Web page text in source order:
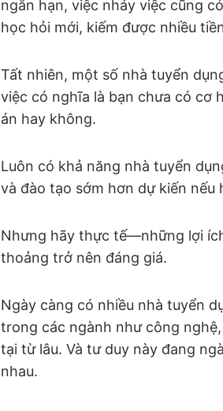
ngắn hạn, việc nhảy việc cũng
học hỏi mới, kiếm được nhiều
Tất nhiên, một số nhà tuyển
việc có nghĩa là bạn chưa có cơ
án hay không.
Luôn có khả năng nhà tuyển
và đào tạo sớm hơn dự kiến
Nhưng hãy thực tế—những lợi
thoảng trở nên đáng giá.
Ngày càng có nhiều nhà tuyển
trong các ngành như công
tại từ lâu. Và tư duy này đang
nhau.